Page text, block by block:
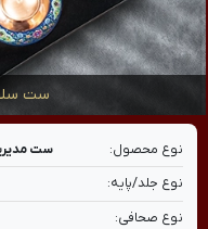
ست
نوع محصول:
ست
نوع جلد/پایه:
نوع صحافی: